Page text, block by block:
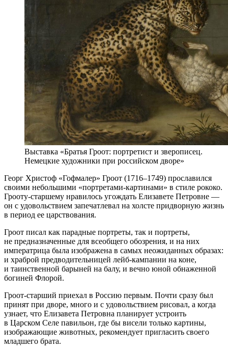
Выставка «Братья Гроот: портретист и зверописец.
Немецкие художники при российском дворе»
Георг Христоф «Гофмалер» Гроот (1716–1749) прославился
своими небольшими «портретами-картинами» в стиле рококо.
Грооту-старшему нравилось угождать Елизавете Петровне —
он с удовольствием запечатлевал на холсте придворную жизнь
в период ее царствования.
Гроот писал как парадные портреты, так и портреты,
не предназначенные для всеобщего обозрения, и на них
императрица была изображена в самых неожиданных образах:
и храброй предводительницей лейб-кампании на коне,
и таинственной барыней на балу, и вечно юной обнаженной
богиней Флорой.
Гроот-старший приехал в Россию первым. Почти сразу был
принят при дворе, много и с удовольствием рисовал, а когда
узнает, что Елизавета Петровна планирует устроить
в Царском Селе павильон, где бы висели только картины,
изображающие животных, рекомендует пригласить своего
младшего брата.